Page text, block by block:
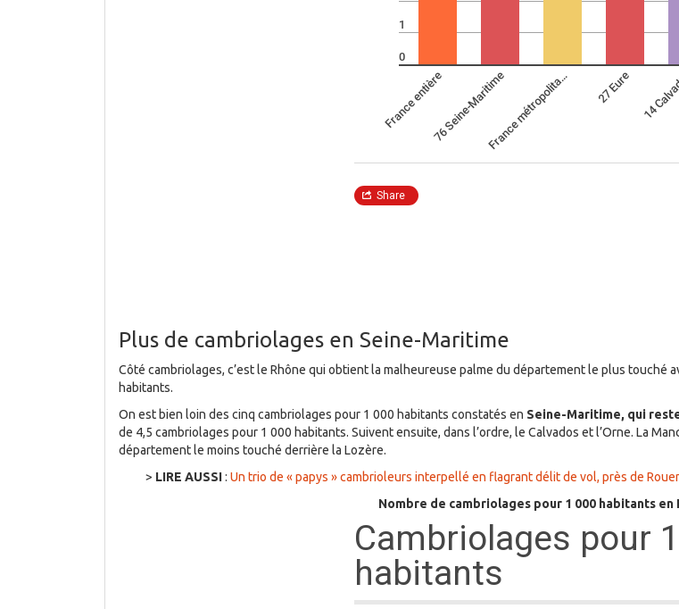
Plus de cambriolages en Seine-Maritime
Côté cambriolages, c’est le Rhône qui obtient la malheureuse palme du département le plus touché
habitants.
On est bien loin des cinq cambriolages pour 1 000 habitants constatés en Seine-Maritime, qui
de 4,5 cambriolages pour 1 000 habitants. Suivent ensuite, dans l’ordre, le Calvados et l’Orne. La
département le moins touché derrière la Lozère.
> LIRE AUSSI: Un trio de « papys » cambrioleurs interpellé en flagrant délit de vol, près de
Nombre de cambriolages pour 1 000 habitants en